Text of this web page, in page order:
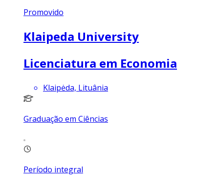
Promovido
Klaipeda University
Licenciatura em Economia
Klaipėda, Lituânia
Graduação em Ciências
Período integral